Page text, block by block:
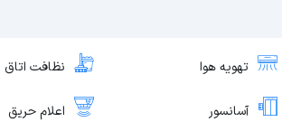
تهویه هوا نظافت اتاق
آسانسور اعلام حریق